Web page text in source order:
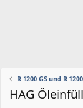
R 1200 GS und R
HAG